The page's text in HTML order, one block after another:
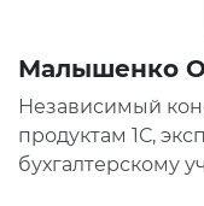
Малышенко
Независимый
продуктам 1С,
бухгалтерскому